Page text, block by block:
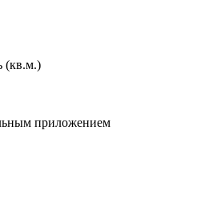
(кв.м.)
приложением